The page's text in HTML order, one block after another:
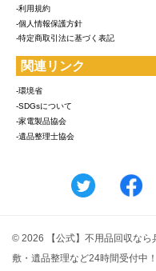
-利用規約
-個人情報保護方針
-特定商取引法に基づく表記
関連リンク
-環境省
-SDGsについて
-家電製品協会
-遺品整理士協会
© 2026 【公式】不用品回収なら
敷・遺品整理など24時間受付中！